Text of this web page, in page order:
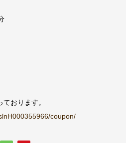
おります。
coupon/